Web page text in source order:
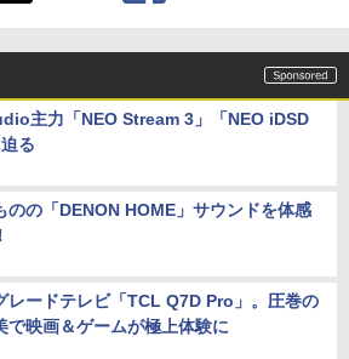
主力「NEO Stream 3」「NEO iDSD
る
のの「DENON HOME」サウンドを体感
レードテレビ「TCL Q7D Pro」。圧巻の
で映画＆ゲームが極上体験に